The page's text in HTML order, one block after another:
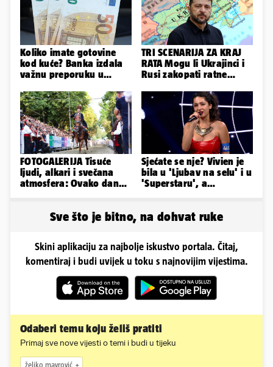
Koliko imate gotovine
kod kuće? Banka izdala
važnu preporuku u
TRI SCENARIJA ZA KRAJ
RATA Mogu li Ukrajinci i
Rusi zakopati ratne
FOTOGALERIJA Tisuće
ljudi, alkari i svečana
atmosfera: Ovako danas
Sjećate se nje? Vivien je
bila u 'Ljubav na selu' i u
'Superstaru', a
Sve što je bitno, na dohvat ruke
Skini aplikaciju za najbolje iskustvo portala. Čitaj,
komentiraj i budi uvijek u toku s najnovijim vijestima.
Odaberi temu koju želiš pratiti
Primaj sve nove vijesti o temi i budi u tijeku
željko mavrović